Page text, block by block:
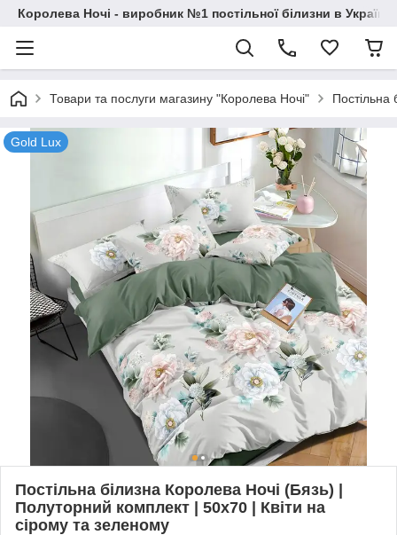
Королева Ночі - виробник №1 постільної білизни в Україні
Товари та послуги магазину "Королева Ночі" Постільна
Gold Lux
Постільна білизна Королева Ночі (Бязь) |
Полуторний комплект | 50х70 | Квіти на
сірому та зеленому